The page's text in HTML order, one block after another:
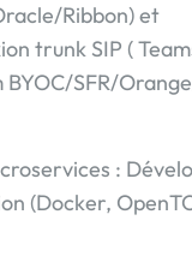
Ribbon) et
trunk SIP (
BYOC/SFR/
:
(Docker,